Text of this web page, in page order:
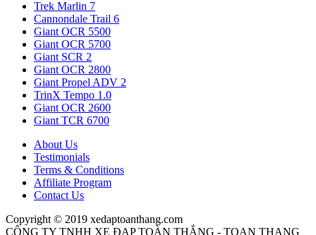
Trek Marlin 7
Cannondale Trail 6
Giant OCR 5500
Giant OCR 5700
Giant SCR 2
Giant OCR 2800
Giant Propel ADV 2
TrinX Tempo 1.0
Giant OCR 2600
Giant TCR 6700
About Us
Testimonials
Terms & Conditions
Affiliate Program
Contact Us
Copyright © 2019 xedaptoanthang.com
CÔNG TY TNHH XE ĐẠP TOÀN THẮNG - TOAN THANG